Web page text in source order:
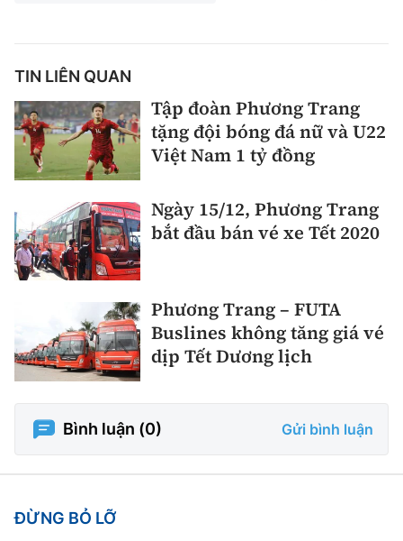
TIN LIÊN QUAN
Tập đoàn Phương Trang
tặng đội bóng đá nữ và U22
Việt Nam 1 tỷ đồng
Ngày 15/12, Phương Trang
bắt đầu bán vé xe Tết 2020
Phương Trang – FUTA
Buslines không tăng giá vé
dịp Tết Dương lịch
Bình luận (0) Gửi bình luận
ĐỪNG BỎ LỠ